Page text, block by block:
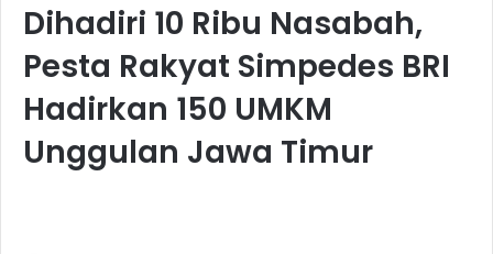
Dihadiri 10 Ribu Nasabah,
Pesta Rakyat Simpedes BRI
Hadirkan 150 UMKM
Unggulan Jawa Timur